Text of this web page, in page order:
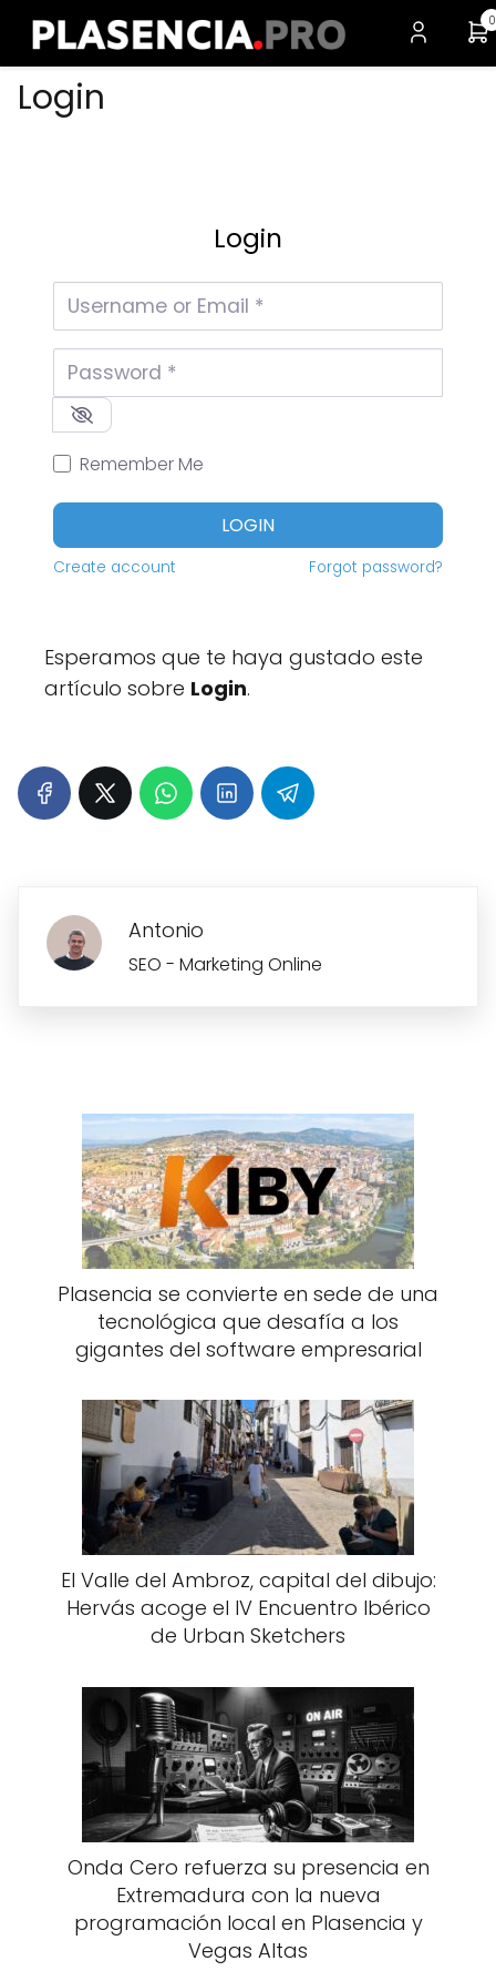
0
Login
Login
Username or Email
Password
Remember Me
LOGIN
Create account Forgot password?
Esperamos que te haya gustado este
artículo sobre Login.
Antonio
SEO - Marketing Online
Plasencia se convierte en sede de una
tecnológica que desafía a los
gigantes del software empresarial
El Valle del Ambroz, capital del dibujo:
Hervás acoge el IV Encuentro Ibérico
de Urban Sketchers
Onda Cero refuerza su presencia en
Extremadura con la nueva
programación local en Plasencia y
Vegas Altas